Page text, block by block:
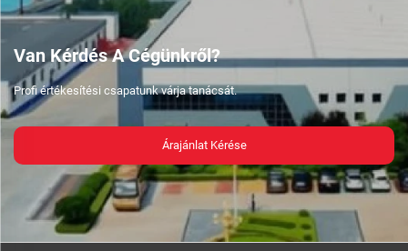
Van Kérdés A Cégünkről?
Profi értékesítési csapatunk várja tanácsát.
Árajánlat Kérése